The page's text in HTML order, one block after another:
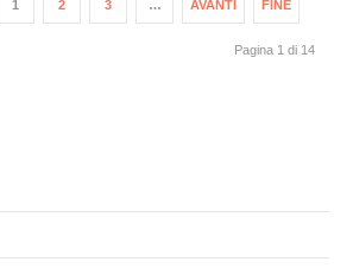
1 2 3 … AVANTI FINE
Pagina 1 di 14